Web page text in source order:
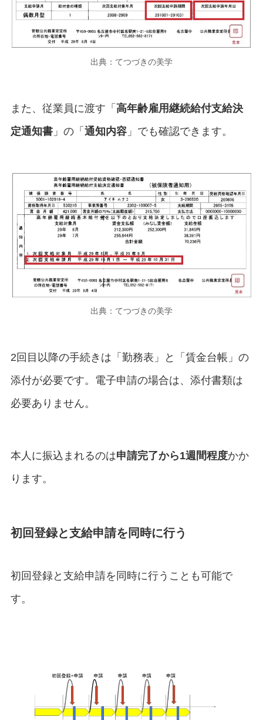
出典：てつづきの美学
また、従業員に渡す「 高年齢雇用継続給付支給決
定通知書」の「 通知内容」でも確認できます。
出典：てつづきの美学
2回目以降の手続きは「勤務表」と「賃金台帳」の
添付が必要です。電子申請の場合は、添付書類は
必要ありません。
本人に振込まれるのは申請完了から1週間程度かか
ります。
初回登録と支給申請を同時に行う
初回登録と支給申請を同時に行うことも可能で
す。